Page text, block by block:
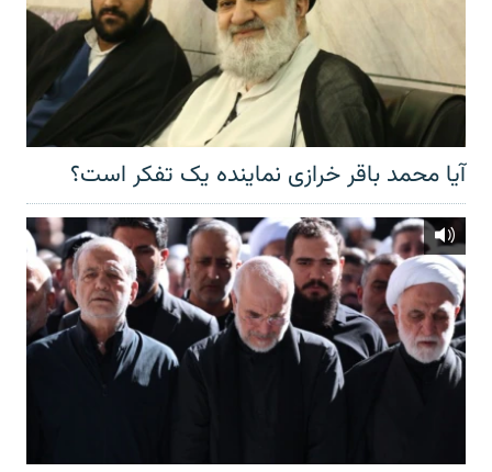
آیا محمد باقر خرازی نماینده یک تفکر است؟